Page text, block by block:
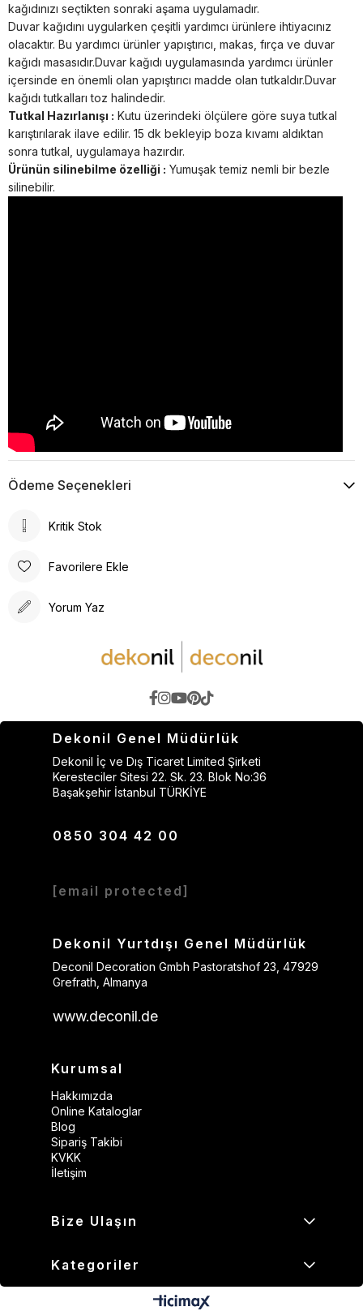
kağıdınızı seçtikten sonraki aşama uygulamadır.
Duvar kağıdını uygularken çeşitli yardımcı ürünlere ihtiyacınız
olacaktır. Bu yardımcı ürünler yapıştırıcı, makas, fırça ve duvar
kağıdı masasıdır.Duvar kağıdı uygulamasında yardımcı ürünler
içersinde en önemli olan yapıştırıcı madde olan tutkaldır.Duvar
kağıdı tutkalları toz halindedir.
Tutkal Hazırlanışı : Kutu üzerindeki ölçülere göre suya tutkal
karıştırılarak ilave edilir. 15 dk bekleyip boza kıvamı aldıktan
sonra tutkal, uygulamaya hazırdır.
Ürünün silinebilme özelliği : Yumuşak temiz nemli bir bezle
silinebilir.
Ödeme Seçenekleri
Kritik Stok
Favorilere Ekle
Yorum Yaz
Dekonil Genel Müdürlük
Dekonil İç ve Dış Ticaret Limited Şirketi
Keresteciler Sitesi 22. Sk. 23. Blok No:36
Başakşehir İstanbul TÜRKİYE
0850 304 42 00
[email protected]
Dekonil Yurtdışı Genel Müdürlük
Deconil Decoration Gmbh Pastoratshof 23, 47929
Grefrath, Almanya
www.deconil.de
Kurumsal
Hakkımızda
Online Kataloglar
Blog
Sipariş Takibi
KVKK
İletişim
Bize Ulaşın
Kategoriler